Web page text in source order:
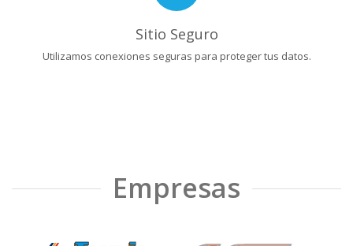
Sitio Seguro
Utilizamos conexiones seguras para proteger tus datos.
Empresas